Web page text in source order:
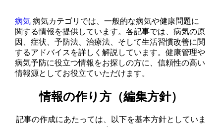
病気 病気カテゴリでは、一般的な病気や健康問題に
関する情報を提供しています。各記事では、病気の原
因、症状、予防法、治療法、そして生活習慣改善に関
するアドバイスを詳しく解説しています。健康管理や
病気予防に役立つ情報をお探しの方に、信頼性の高い
情報源としてお役立ていただけます。
情報の作り方（編集方針）
記事の作成にあたっては、以下を基本方針としていま